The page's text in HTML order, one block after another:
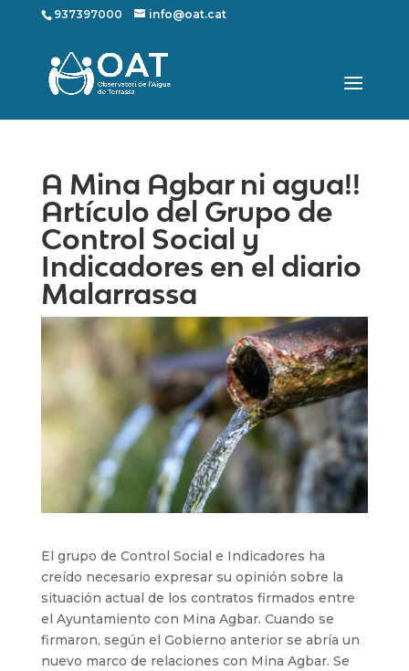
937397000 info@oat.cat
A Mina Agbar ni agua!!
Artículo del Grupo de
Control Social y
Indicadores en el diario
Malarrassa
El grupo de Control Social e Indicadores ha
creído necesario expresar su opinión sobre la
situación actual de los contratos firmados entre
el Ayuntamiento con Mina Agbar. Cuando se
firmaron, según el Gobierno anterior se abría un
nuevo marco de relaciones con Mina Agbar. Se